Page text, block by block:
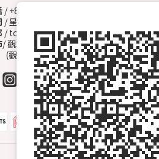
/ +852 6572 3153（Whatsapp）
/ 星期一至日 13:00-00:00
/ topdrawhkcs@gmail.com
/ 觀塘開源道72號溢財中心地下A2舖
B1出口, 轉右天橋底)